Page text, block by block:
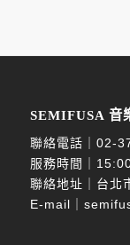
SEMIFUSA 音
聯絡電話｜ 02-
服務時間｜
聯絡地址｜台北
E-mail｜